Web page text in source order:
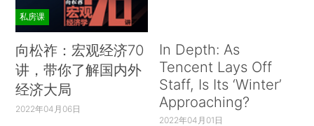
私房课
向松祚：宏观经济70
讲，带你了解国内外
经济大局
2022年04月06日
In Depth: As
Tencent Lays Off
Staff, Is Its ‘Winter’
Approaching?
2022年04月01日